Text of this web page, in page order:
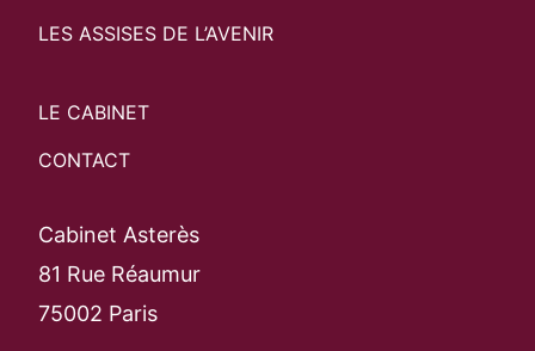
LES ASSISES DE L’AVENIR
LE CABINET
CONTACT
Cabinet Asterès
81 Rue Réaumur
75002 Paris